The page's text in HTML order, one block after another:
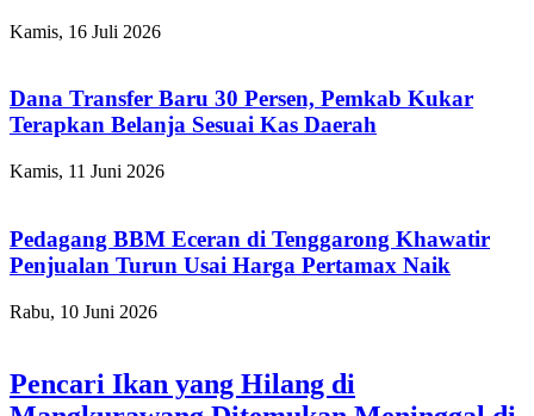
Kamis, 16 Juli 2026
Dana Transfer Baru 30 Persen, Pemkab Kukar
Terapkan Belanja Sesuai Kas Daerah
Kamis, 11 Juni 2026
Pedagang BBM Eceran di Tenggarong Khawatir
Penjualan Turun Usai Harga Pertamax Naik
Rabu, 10 Juni 2026
Pencari Ikan yang Hilang di